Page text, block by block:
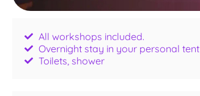
All workshops included.
Overnight stay in your personal tent
Toilets, shower